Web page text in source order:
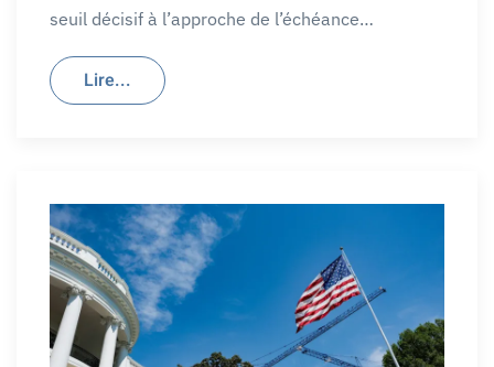
seuil décisif à l’approche de l’échéance…
Lire...